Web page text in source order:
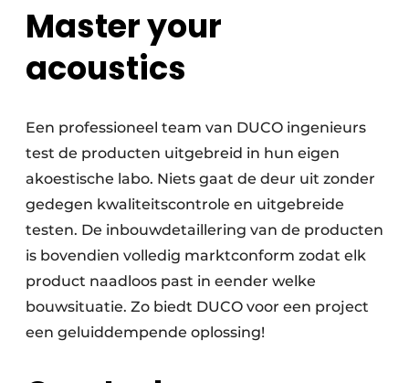
Master your
acoustics
Een professioneel team van DUCO ingenieurs
test de producten uitgebreid in hun eigen
akoestische labo. Niets gaat de deur uit zonder
gedegen kwaliteitscontrole en uitgebreide
testen. De inbouwdetaillering van de producten
is bovendien volledig marktconform zodat elk
product naadloos past in eender welke
bouwsituatie. Zo biedt DUCO voor een project
een geluiddempende oplossing!